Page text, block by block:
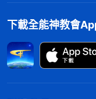
的字眼我感到很
不追求真理的人，
想付代價，總是想
一天地混，就像
下載全能神教會